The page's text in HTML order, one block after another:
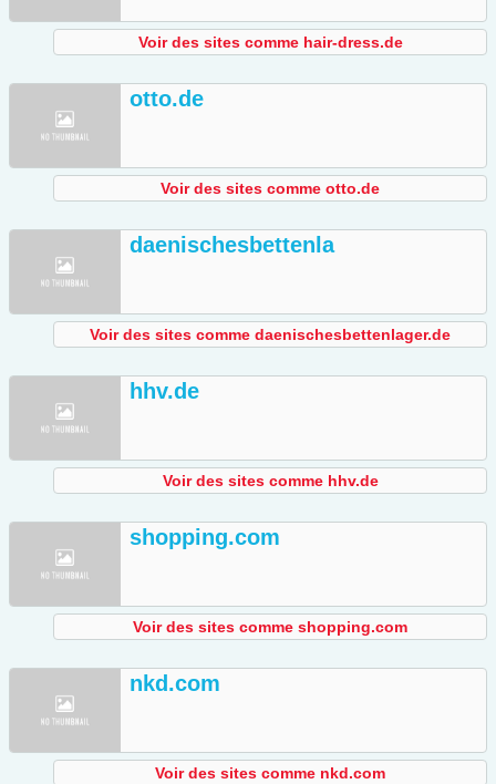
Voir des sites comme hair-dress.de
otto.de
Voir des sites comme otto.de
daenischesbettenla
Voir des sites comme daenischesbettenlager.de
hhv.de
Voir des sites comme hhv.de
shopping.com
Voir des sites comme shopping.com
nkd.com
Voir des sites comme nkd.com